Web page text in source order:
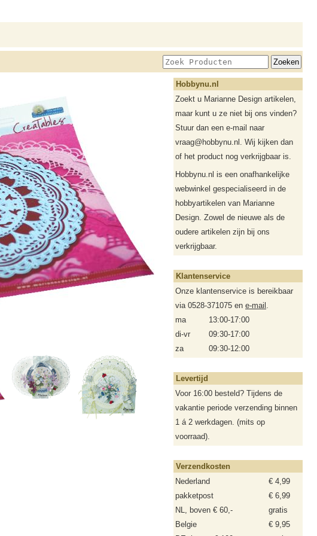
Hobbynu.nl
Zoekt u Marianne Design artikelen,
maar kunt u ze niet bij ons vinden?
Stuur dan een e-mail naar
vraag@hobbynu.nl. Wij kijken dan
of het product nog verkrijgbaar is.
Hobbynu.nl is een onafhankelijke
webwinkel gespecialiseerd in de
hobbyartikelen van Marianne
Design. Zowel de nieuwe als de
oudere artikelen zijn bij ons
verkrijgbaar.
Klantenservice
Onze klantenservice is bereikbaar
via 0528-371075 en e-mail .
ma
13:00-17:00
di-vr
09:30-17:00
za
09:30-12:00
Levertijd
Voor 16:00 besteld? Tijdens de
vakantie periode verzending binnen
1 á 2 werkdagen. (mits op
voorraad).
Verzendkosten
Nederland
€ 4,99
pakketpost
€ 6,99
NL, boven € 60,-
gratis
Belgie
€ 9,95